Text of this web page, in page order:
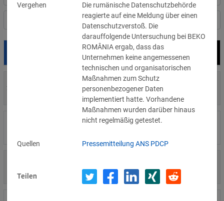
Nach Land filtern
Bußgeld
29.07.2026
700 €
»Details
Privatperson
1.715.600 €
»Details
Vergehen
Die rumänische Datenschutzbehörde
reagierte auf eine Meldung über einen
Datenschutzverstoß. Die
darauffolgende Untersuchung bei BEKO
ROMÂNIA ergab, dass das
Unternehmen keine angemessenen
technischen und organisatorischen
Maßnahmen zum Schutz
personenbezogener Daten
implementiert hatte. Vorhandene
Maßnahmen wurden darüber hinaus
nicht regelmäßig getestet.
Quellen Pressemitteilung ANS PDCP
Teilen